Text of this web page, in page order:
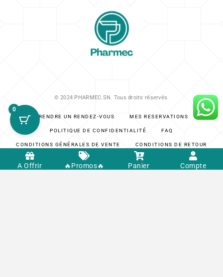
© 2024 PHARMEC.SN. Tous droits réservés.
PRENDRE UN RENDEZ-VOUS MES RÉSERVATIONS
POLITIQUE DE CONFIDENTIALITÉ FAQ
CONDITIONS GÉNÉRALES DE VENTE CONDITIONS DE RETOUR
0
A Offrir 🔥Promos🔥 Panier Compte